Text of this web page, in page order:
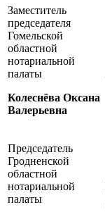
Заместитель
председателя
Гомельской
областной
нотариальной
палаты
Колеснёва Оксана
Валерьевна
Председатель
Гродненской
областной
нотариальной
палаты